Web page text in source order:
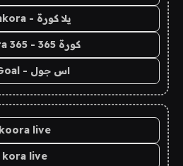
يلا كورة - yallakora
كورة 365 - kooora 365
اس جول - AS Goal
koora live
kora live